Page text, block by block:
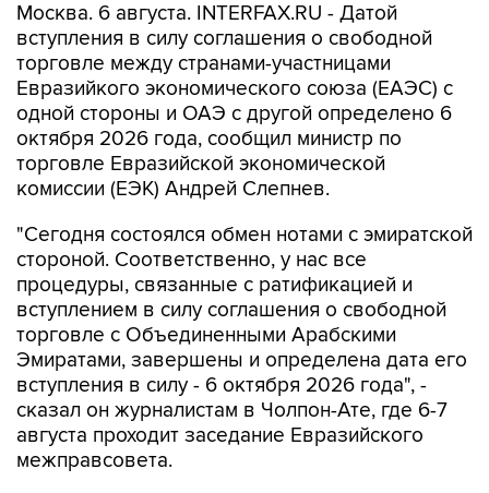
Москва. 6 августа. INTERFAX.RU - Датой
вступления в силу соглашения о свободной
торговле между странами-участницами
Евразийкого экономического союза (ЕАЭС) с
одной стороны и ОАЭ с другой определено 6
октября 2026 года, сообщил министр по
торговле Евразийской экономической
комиссии (ЕЭК) Андрей Слепнев.
"Сегодня состоялся обмен нотами с эмиратской
стороной. Соответственно, у нас все
процедуры, связанные с ратификацией и
вступлением в силу соглашения о свободной
торговле с Объединенными Арабскими
Эмиратами, завершены и определена дата его
вступления в силу - 6 октября 2026 года", -
сказал он журналистам в Чолпон-Ате, где 6-7
августа проходит заседание Евразийского
межправсовета.